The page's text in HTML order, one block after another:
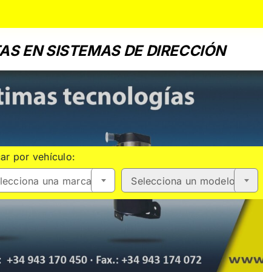
EN SISTEMAS DE DIRECCIÓN
por vehículo:
una marca Selecciona un modelo